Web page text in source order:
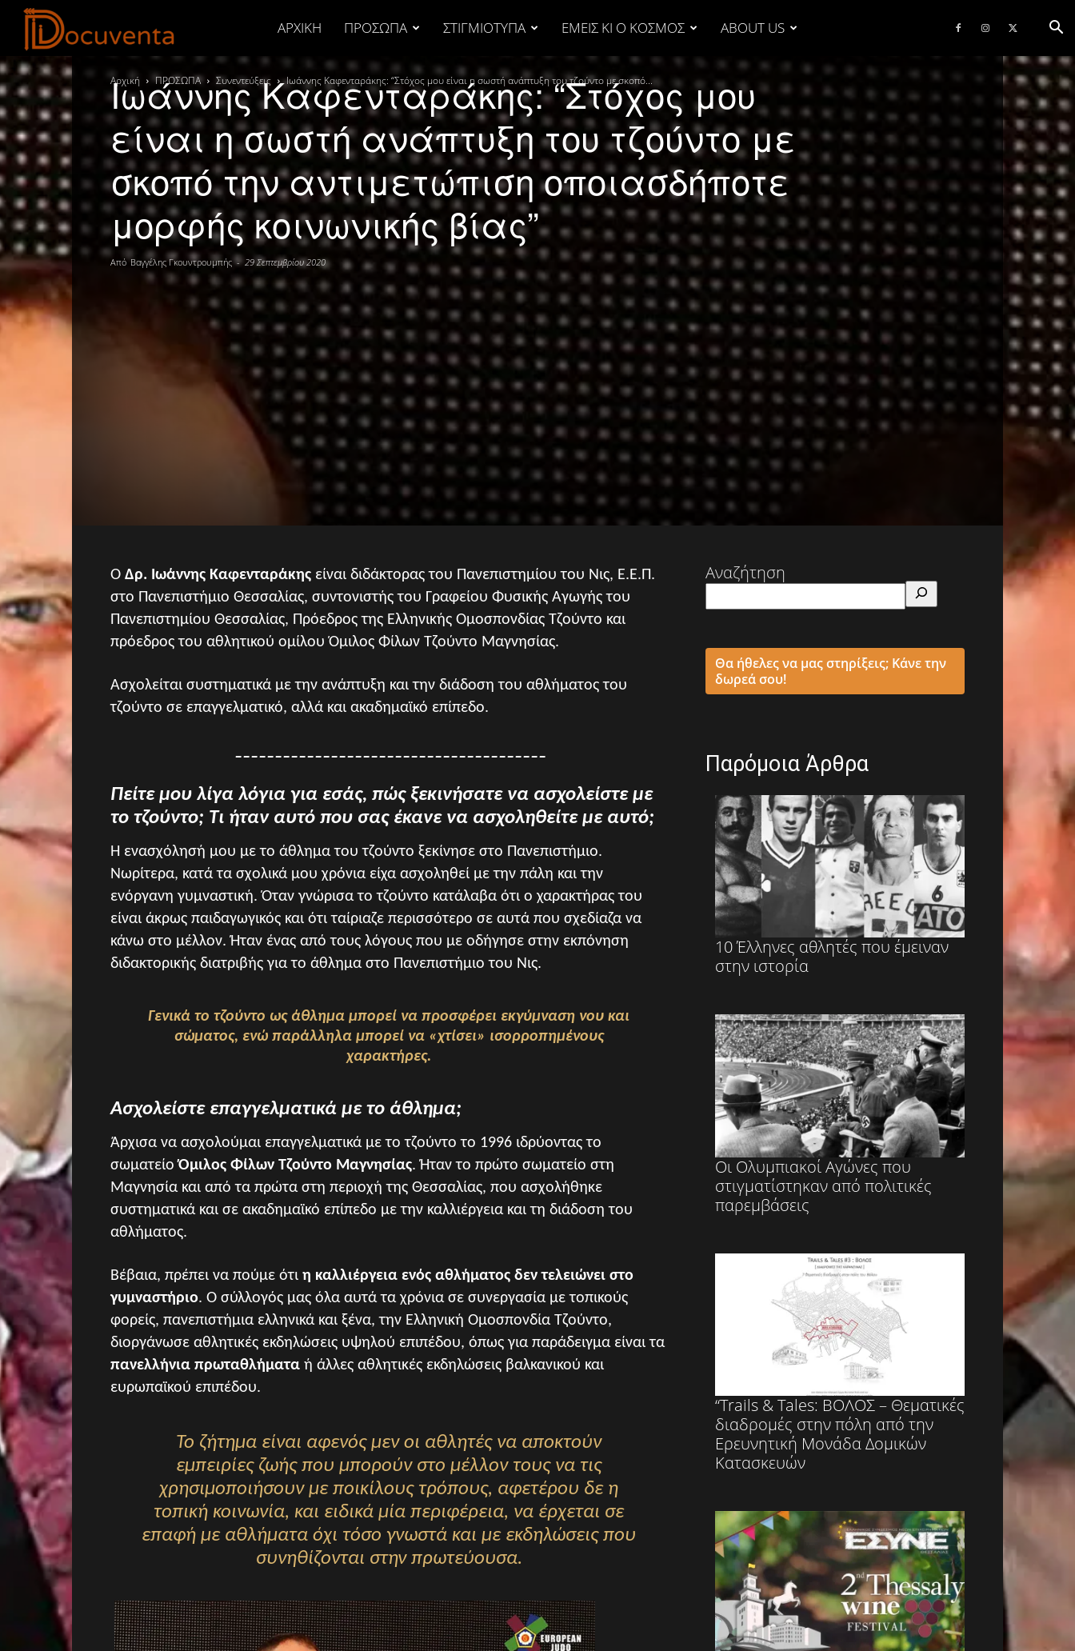
ΑΡΧΙΚΉ ΠΡΟΣΩΠΑ ΣΤΙΓΜΙΟΤΥΠΑ ΕΜΕΙΣ ΚΙ Ο ΚΟΣΜΟΣ ABOUT US
Αρχική ΠΡΟΣΩΠΑ Συνεντεύξεις Ιωάννης Καφενταράκης: “Στόχος μου είναι η σωστή ανάπτυξη του τζούντο με σκοπό...
Ιωάννης Καφενταράκης: “Στόχος μου
είναι η σωστή ανάπτυξη του τζούντο με
σκοπό την αντιμετώπιση οποιασδήποτε
μορφής κοινωνικής βίας”
Από Βαγγέλης Γκουντρουμπής - 29 Σεπτεμβρίου 2020
Ο Δρ. Ιωάννης Καφενταράκης είναι διδάκτορας του Πανεπιστημίου του Νις, Ε.Ε.Π.
στο Πανεπιστήμιο Θεσσαλίας, συντονιστής του Γραφείου Φυσικής Αγωγής του
Πανεπιστημίου Θεσσαλίας, Πρόεδρος της Ελληνικής Ομοσπονδίας Τζούντο και
πρόεδρος του αθλητικού ομίλου Όμιλος Φίλων Τζούντο Μαγνησίας.
Ασχολείται συστηματικά με την ανάπτυξη και την διάδοση του αθλήματος του
τζούντο σε επαγγελματικό, αλλά και ακαδημαϊκό επίπεδο.
Πείτε μου λίγα λόγια για εσάς, πώς ξεκινήσατε να ασχολείστε με
το τζούντο; Τι ήταν αυτό που σας έκανε να ασχοληθείτε με αυτό;
Η ενασχόλησή μου με το άθλημα του τζούντο ξεκίνησε στο Πανεπιστήμιο.
Νωρίτερα, κατά τα σχολικά μου χρόνια είχα ασχοληθεί με την πάλη και την
ενόργανη γυμναστική. Όταν γνώρισα το τζούντο κατάλαβα ότι ο χαρακτήρας του
είναι άκρως παιδαγωγικός και ότι ταίριαζε περισσότερο σε αυτά που σχεδίαζα να
κάνω στο μέλλον. Ήταν ένας από τους λόγους που με οδήγησε στην εκπόνηση
διδακτορικής διατριβής για το άθλημα στο Πανεπιστήμιο του Νις.
Γενικά το τζούντο ως άθλημα μπορεί να προσφέρει εκγύμναση νου και
σώματος, ενώ παράλληλα μπορεί να «χτίσει» ισορροπημένους
χαρακτήρες.
Ασχολείστε επαγγελματικά με το άθλημα;
Άρχισα να ασχολούμαι επαγγελματικά με το τζούντο το 1996 ιδρύοντας το
σωματείοΌμιλος Φίλων Τζούντο Μαγνησίας. Ήταν το πρώτο σωματείο στη
Μαγνησία και από τα πρώτα στη περιοχή της Θεσσαλίας, που ασχολήθηκε
συστηματικά και σε ακαδημαϊκό επίπεδο με την καλλιέργεια και τη διάδοση του
αθλήματος.
Βέβαια, πρέπει να πούμε ότι η καλλιέργεια ενός αθλήματος δεν τελειώνει στο
γυμναστήριο. Ο σύλλογός μας όλα αυτά τα χρόνια σε συνεργασία με τοπικούς
φορείς, πανεπιστήμια ελληνικά και ξένα, την Ελληνική Ομοσπονδία Τζούντο,
διοργάνωσε αθλητικές εκδηλώσεις υψηλού επιπέδου, όπως για παράδειγμα είναι τα
πανελλήνια πρωταθλήματα ή άλλες αθλητικές εκδηλώσεις βαλκανικού και
ευρωπαϊκού επιπέδου.
Το ζήτημα είναι αφενός μεν οι αθλητές να αποκτούν
εμπειρίες ζωής που μπορούν στο μέλλον τους να τις
χρησιμοποιήσουν με ποικίλους τρόπους, αφετέρου δε η
τοπική κοινωνία, και ειδικά μία περιφέρεια, να έρχεται σε
επαφή με αθλήματα όχι τόσο γνωστά και με εκδηλώσεις που
συνηθίζονται στην πρωτεύουσα.
Αναζήτηση
Θα ήθελες να μας στηρίξεις; Κάνε την
δωρεά σου!
Παρόμοια Άρθρα
10 Έλληνες αθλητές που έμειναν
στην ιστορία
Οι Ολυμπιακοί Αγώνες που
στιγματίστηκαν από πολιτικές
παρεμβάσεις
“Trails & Tales: ΒΟΛΟΣ – Θεματικές
διαδρομές στην πόλη από την
Ερευνητική Μονάδα Δομικών
Κατασκευών